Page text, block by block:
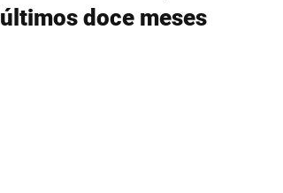
últimos doce meses